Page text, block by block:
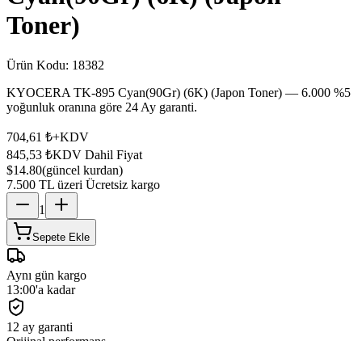
Toner)
Ürün Kodu: 18382
KYOCERA TK-895 Cyan(90Gr) (6K) (Japon Toner) — 6.000 %5
yoğunluk oranına göre 24 Ay garanti.
704,61 ₺+KDV
845,53 ₺KDV Dahil Fiyat
$14.80(güncel kurdan)
7.500 TL üzeri Ücretsiz kargo
1
Sepete Ekle
Aynı gün kargo
13:00'a kadar
12 ay garanti